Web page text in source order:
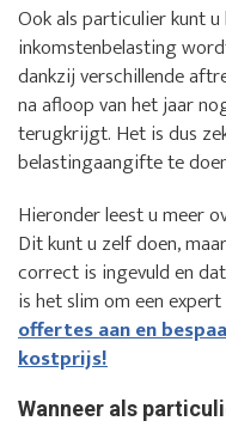
Ook als particulier kunt
inkomstenbelasting
dankzij verschillende
na afloop van het jaar
terugkrijgt. Het is dus
belastingaangifte te
Hieronder leest u meer
Dit kunt u zelf doen,
correct is ingevuld en
is het slim om een
offertes aan en
kostprijs!
Wanneer als